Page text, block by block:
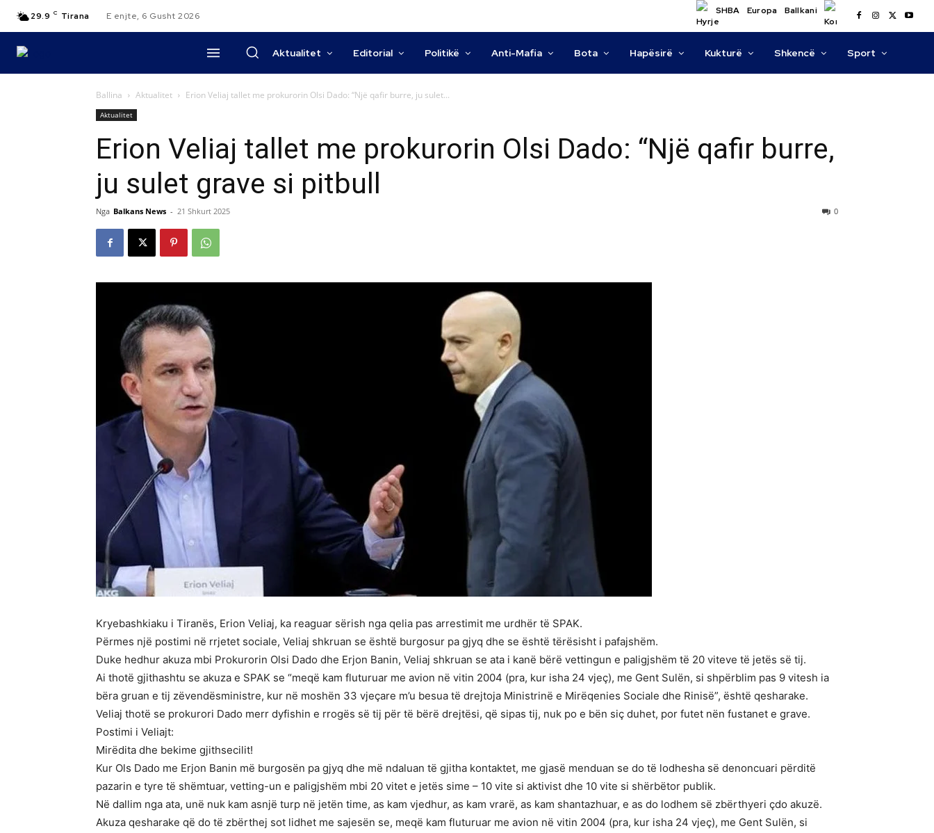
29.9 C Tirana E enjte, 6 Gusht 2026 SHBA Europa Ballkani
Aktualitet Editorial Politikë Anti-Mafia Bota Hapësirë Kukturë Shkencë Sport
Ballina Aktualitet Erion Veliaj tallet me prokurorin Olsi Dado: “Një qafir burre, ju sulet...
Aktualitet
Erion Veliaj tallet me prokurorin Olsi Dado: “Një qafir burre,
ju sulet grave si pitbull
Nga Balkans News - 21 Shkurt 2025 0
Kryebashkiaku i Tiranës, Erion Veliaj, ka reaguar sërish nga qelia pas arrestimit me urdhër të SPAK.
Përmes një postimi në rrjetet sociale, Veliaj shkruan se është burgosur pa gjyq dhe se është tërësisht i pafajshëm.
Duke hedhur akuza mbi Prokurorin Olsi Dado dhe Erjon Banin, Veliaj shkruan se ata i kanë bërë vettingun e paligjshëm të 20 viteve të jetës së tij.
Ai thotë gjithashtu se akuza e SPAK se “meqë kam fluturuar me avion në vitin 2004 (pra, kur isha 24 vjeç), me Gent Sulën, si shpërblim pas 9 vitesh ia
bëra gruan e tij zëvendësministre, kur në moshën 33 vjeçare m’u besua të drejtoja Ministrinë e Mirëqenies Sociale dhe Rinisë”, është qesharake.
Veliaj thotë se prokurori Dado merr dyfishin e rrogës së tij për të bërë drejtësi, që sipas tij, nuk po e bën siç duhet, por futet nën fustanet e grave.
Postimi i Veliajt:
Mirëdita dhe bekime gjithsecilit!
Kur Ols Dado me Erjon Banin më burgosën pa gjyq dhe më ndaluan të gjitha kontaktet, me gjasë menduan se do të lodhesha së denoncuari përditë
pazarin e tyre të shëmtuar, vetting-un e paligjshëm mbi 20 vitet e jetës sime – 10 vite si aktivist dhe 10 vite si shërbëtor publik.
Në dallim nga ata, unë nuk kam asnjë turp në jetën time, as kam vjedhur, as kam vrarë, as kam shantazhuar, e as do lodhem së zbërthyeri çdo akuzë.
Akuza qesharake që do të zbërthej sot lidhet me sajesën se, meqë kam fluturuar me avion në vitin 2004 (pra, kur isha 24 vjeç), me Gent Sulën, si